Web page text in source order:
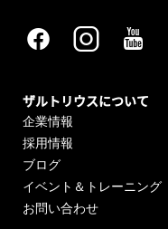
ザルトリウスについて
企業情報
採用情報
ブログ
イベント＆トレーニング
お問い合わせ